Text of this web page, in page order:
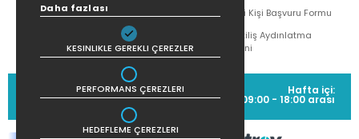
İlgili Kişi Başvuru Formu
Çekiliş Aydınlatma
Metni
MÜŞTERİ HİZMETLERİ
(0212) 373 77 00
Hafta içi:
09:00 - 18:00 arası
Daha fazlası
KESINLIKLE GEREKLI ÇEREZLER
PERFORMANS ÇEREZLERI
HEDEFLEME ÇEREZLERI